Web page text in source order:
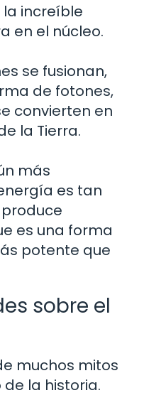
la increíble
en el núcleo.
se fusionan,
de fotones,
convierten en
la Tierra.
más
es tan
es una forma
potente que
sobre el
muchos mitos
la historia.